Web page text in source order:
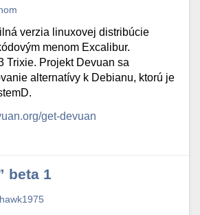
verzia linuxovej distribúcie
menom Excalibur.
Trixie. Projekt Devuan sa
alternatívy k Debianu, ktorú je
get-devuan
beta 1